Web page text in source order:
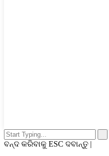
ବନ୍ଦ କରିବାକୁ ESC ଦବାନ୍ତୁ |